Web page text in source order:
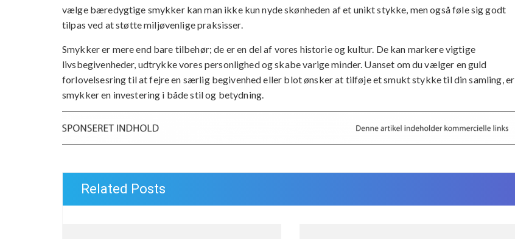
vælge bæredygtige smykker kan man ikke kun nyde skønheden af et unikt stykke, men også føle sig godt
tilpas ved at støtte miljøvenlige praksisser.
Smykker er mere end bare tilbehør; de er en del af vores historie og kultur. De kan markere vigtige
livsbegivenheder, udtrykke vores personlighed og skabe varige minder. Uanset om du vælger en guld
forlovelsesring til at fejre en særlig begivenhed eller blot ønsker at tilføje et smukt stykke til din samling, er
smykker en investering i både stil og betydning.
Related Posts